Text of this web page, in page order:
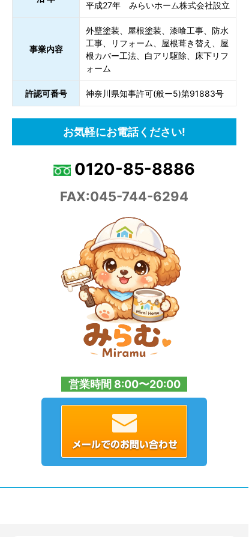
平成27年 みらいホーム株式会社設立
事業内容
外壁塗装、屋根塗装、漆喰工事、防水
工事、リフォーム、屋根葺き替え、屋
根カバー工法、白アリ駆除、床下リフ
ォーム
許認可番号 神奈川県知事許可(般ー5)第91883号
お気軽にお電話ください!
0120-85-8886
FAX:045-744-6294
営業時間 8:00〜20:00